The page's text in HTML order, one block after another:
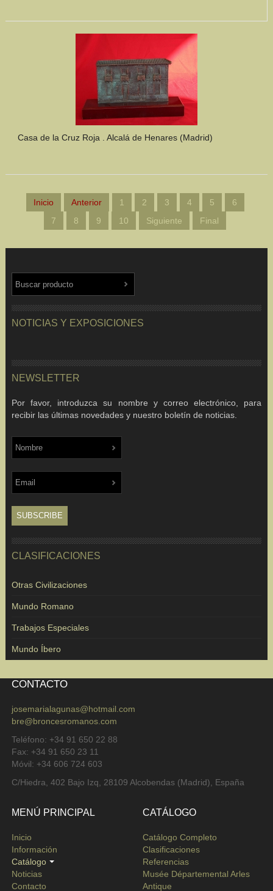
Casa de la Cruz Roja . Alcalá de Henares (Madrid)
Inicio Anterior 1 2 3 4 5
6
7
8 9 10 Siguiente Final
NOTICIAS Y EXPOSICIONES
NEWSLETTER
Por favor, introduzca su nombre y correo electrónico, para
recibir las últimas novedades y nuestro boletín de noticias.
CLASIFICACIONES
Otras Civilizaciones
Mundo Romano
Trabajos Especiales
Mundo Íbero
CONTACTO
josemarialagunas@hotmail.com
bre@broncesromanos.com
Teléfono: +34 91 650 22 88
Fax: +34 91 650 23 11
Móvil: +34 606 724 603
C/Hiedra, 402 Bajo Izq, 28109 Alcobendas (Madrid), España
MENÚ PRINCIPAL
Inicio
Información
Catálogo
Noticias
Contacto
CATÁLOGO
Catálogo Completo
Clasificaciones
Referencias
Musée Départemental Arles
Antique